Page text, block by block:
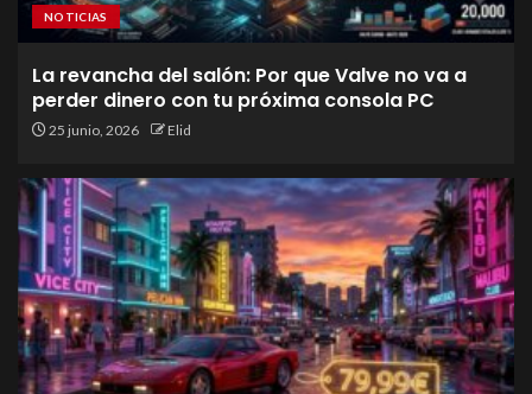
NOTICIAS
La revancha del salón: Por que Valve no va a
perder dinero con tu próxima consola PC
25 junio, 2026 Elid